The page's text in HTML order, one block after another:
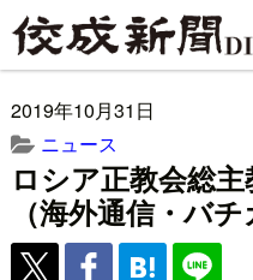
2019年10月31日
ニュース
ロシア正教会総
（海外通信・バチ